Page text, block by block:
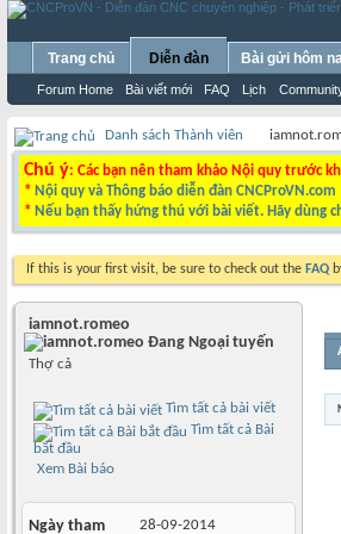
Trang chủ Diễn đàn
Forum Home Bài viết mới FAQ Lịch
Bài gửi hôm
Danh sách Thành viên
Chú ý: Các bạn nên tham khảo Nội quy trước
* Nội quy và Thông báo diễn đàn CNCProVN.com
* Nếu bạn thấy hứng thú với bài viết. Hãy dùng
If this is your first visit, be sure to check out the FAQ
iamnot.romeo
Thợ cả
Tìm tất cả bài viết
Tìm tất cả Bài
bắt đầu
Xem Bài báo
Ngày tham 28-09-2014